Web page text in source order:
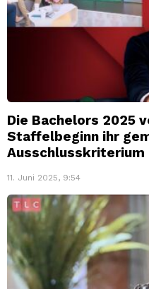
Die Bachelors 2025
Staffelbeginn ihr
Ausschlusskriterium
11. Juni 2025, 9:54